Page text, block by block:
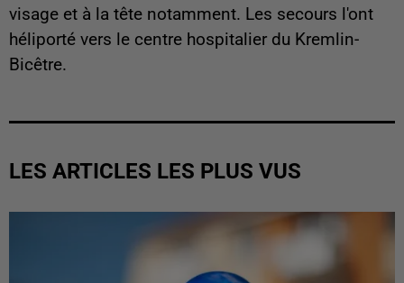
visage et à la tête notamment. Les secours l'ont
héliporté vers le centre hospitalier du Kremlin-
Bicêtre.
LES ARTICLES LES PLUS VUS